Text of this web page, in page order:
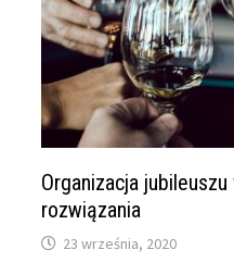
Organizacja
rozwiązania
23 września, 2020